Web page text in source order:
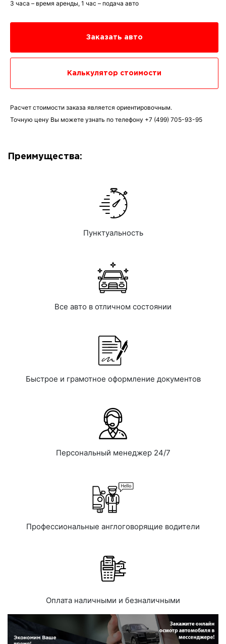
3 часа – время аренды, 1 час – подача авто
Заказать авто
Калькулятор стоимости
Расчет стоимости заказа является ориентировочным.
Точную цену Вы можете узнать по телефону +7 (499) 705-93-95
Преимущества:
Пунктуальность
Все авто в отличном состоянии
Быстрое и грамотное оформление документов
Персональный менеджер 24/7
Профессиональные англоговорящие водители
Оплата наличными и безналичными